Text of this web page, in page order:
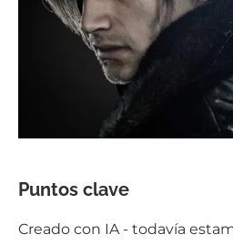
Puntos clave
Creado con IA - todavía